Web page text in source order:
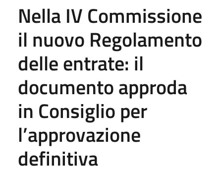
Nella IV Commissione
il nuovo Regolamento
delle entrate: il
documento approda
in Consiglio per
l’approvazione
definitiva